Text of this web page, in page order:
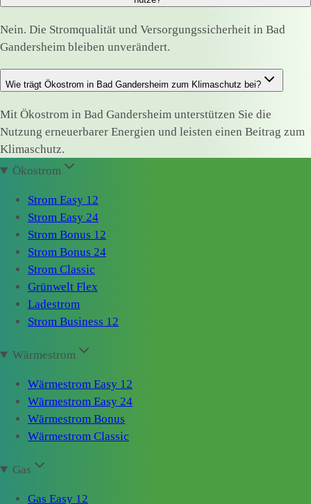
Nein. Die Stromqualität und Versorgungssicherheit in Bad
Gandersheim bleiben unverändert.
Wie trägt Ökostrom in Bad Gandersheim zum Klimaschutz bei?
Mit Ökostrom in Bad Gandersheim unterstützen Sie die
Nutzung erneuerbarer Energien und leisten einen Beitrag zum
Klimaschutz.
Ökostrom
Strom Easy 12
Strom Easy 24
Strom Bonus 12
Strom Bonus 24
Strom Classic
Grünwelt Flex
Ladestrom
Strom Business 12
Wärmestrom
Wärmestrom Easy 12
Wärmestrom Easy 24
Wärmestrom Bonus
Wärmestrom Classic
Gas
Gas Easy 12